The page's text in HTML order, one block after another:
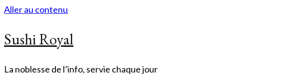
Aller au contenu
Sushi Royal
La noblesse de l’info, servie chaque jour